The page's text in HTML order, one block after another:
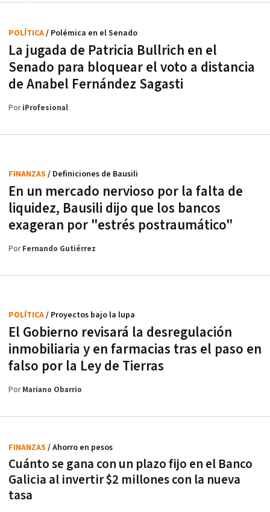
La jugada de Patricia Bullrich en el
Senado para bloquear el voto a distancia
de Anabel Fernández Sagasti
POLÍTICA/ Polémica en el Senado
PoriProfesional
En un mercado nervioso por la falta de
liquidez, Bausili dijo que los bancos
exageran por "estrés postraumático"
FINANZAS / Definiciones de Bausili
PorFernando Gutiérrez
El Gobierno revisará la desregulación
inmobiliaria y en farmacias tras el paso en
falso por la Ley de Tierras
POLÍTICA/ Proyectos bajo la lupa
PorMariano Obarrio
Cuánto se gana con un plazo fijo en el Banco
Galicia al invertir $2 millones con la nueva
tasa
FINANZAS / Ahorro en pesos